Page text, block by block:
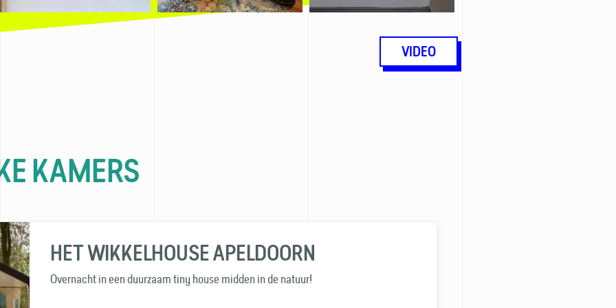
VIDEO
KAMERS
HET WIKKELHOUSE APELDOORN
Overnacht in een duurzaam tiny house midden in de natuur!